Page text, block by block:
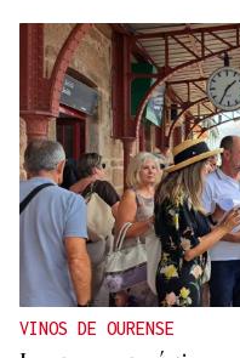
VINOS DE OURENSE